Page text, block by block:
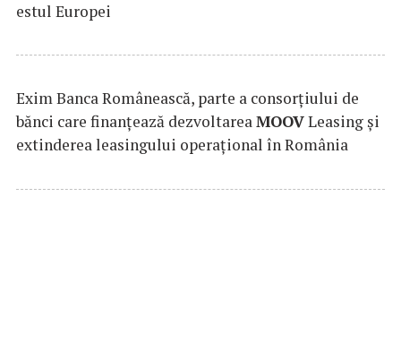
estul Europei
Exim Banca Românească, parte a consorțiului de
bănci care finanțează dezvoltareaMOOVLeasing și
extinderea leasingului operațional în România